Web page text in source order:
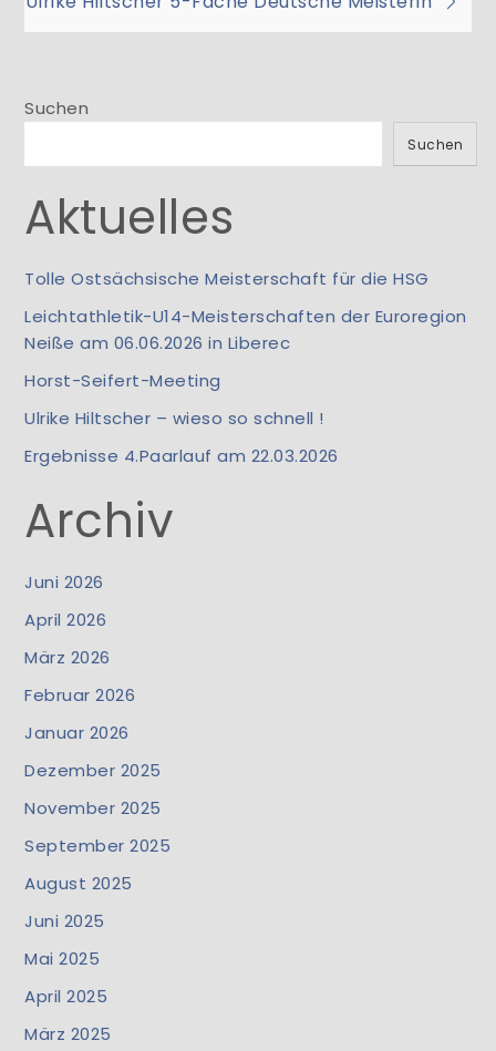
Suchen
Suchen
Aktuelles
Tolle Ostsächsische Meisterschaft für die HSG
Leichtathletik-U14-Meisterschaften der Euroregion
Neiße am 06.06.2026 in Liberec
Horst-Seifert-Meeting
Ulrike Hiltscher – wieso so schnell !
Ergebnisse 4.Paarlauf am 22.03.2026
Archiv
Juni 2026
April 2026
März 2026
Februar 2026
Januar 2026
Dezember 2025
November 2025
September 2025
August 2025
Juni 2025
Mai 2025
April 2025
März 2025